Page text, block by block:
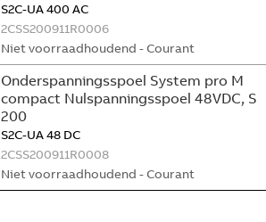
S2C-UA 400 AC
2CSS200911R0006
Niet voorraadhoudend - Courant
Onderspanningsspoel System pro M
compact Nulspanningsspoel 48VDC, S
200
S2C-UA 48 DC
2CSS200911R0008
Niet voorraadhoudend - Courant